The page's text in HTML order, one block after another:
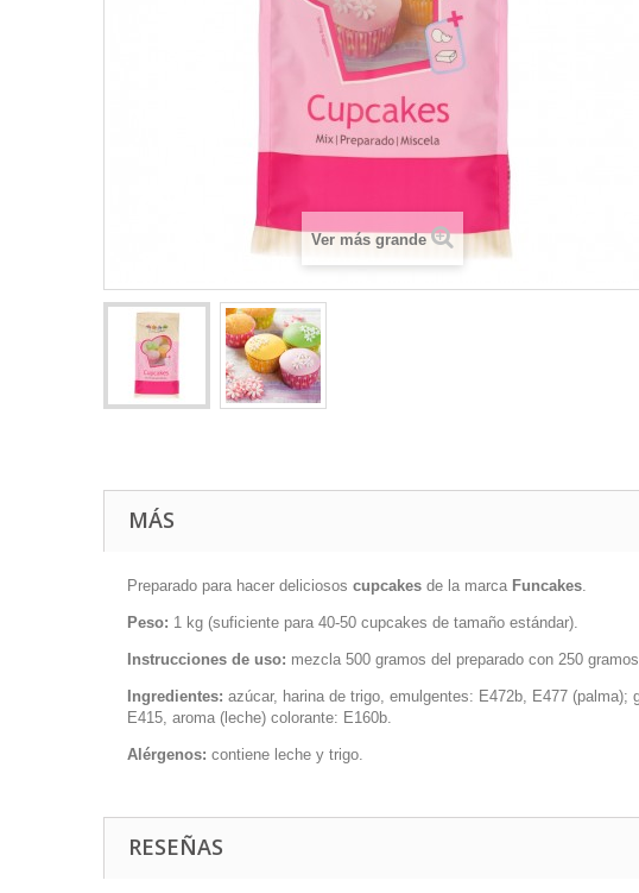
Ver más grande
MÁS
Preparado para hacer deliciosos cupcakes de la marca Funcakes.
Peso: 1 kg (suficiente para 40-50 cupcakes de tamaño estándar).
Instrucciones de uso: mezcla 500 gramos del preparado con 250
Ingredientes: azúcar, harina de trigo, emulgentes: E472b, E477
E415, aroma (leche) colorante: E160b.
Alérgenos: contiene leche y trigo.
RESEÑAS